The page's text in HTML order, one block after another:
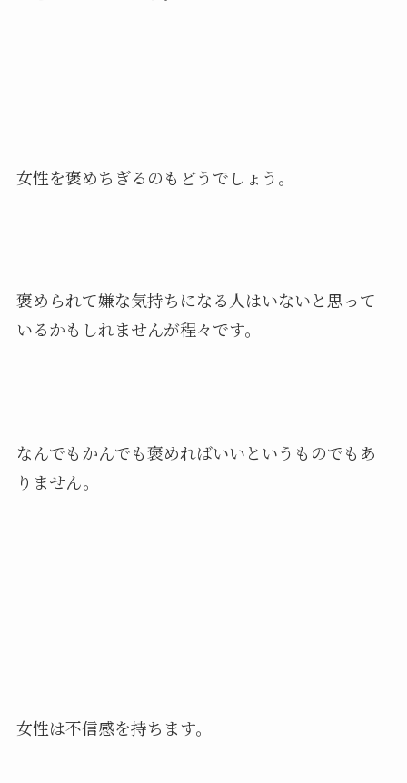
女性を褒めちぎるのもどうでしょう。
褒められて嫌な気持ちになる人はいないと思って
いるかもしれませんが程々です。
なんでもかんでも褒めればいいというものでもあ
りません。
女性は不信感を持ちます。